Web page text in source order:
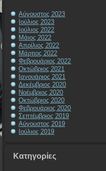
Αύγουστος 2023
Ιούλιος 2023
Ιούλιος 2022
Μάιος 2022
Απρίλιος 2022
Μάρτιος 2022
Φεβρουάριος 2022
Οκτώβριος 2021
Ιανουάριος 2021
Δεκέμβριος 2020
Νοέμβριος 2020
Οκτώβριος 2020
Φεβρουάριος 2020
Σεπτέμβριος 2019
Αύγουστος 2019
Ιούλιος 2019
Kατηγορίες